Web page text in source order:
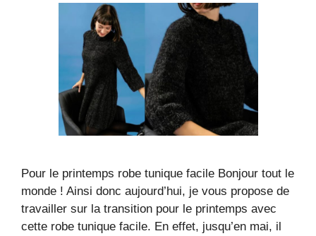
Pour le printemps robe tunique facile Bonjour tout le
monde ! Ainsi donc aujourd’hui, je vous propose de
travailler sur la transition pour le printemps avec
cette robe tunique facile. En effet, jusqu’en mai, il